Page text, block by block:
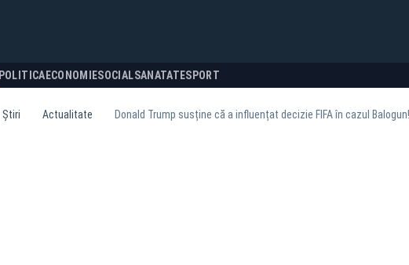
POLITICA ECONOMIESOCIALSANATATESPORT
Știri Actualitate Donald Trump susține că a influențat decizie FIFA în cazul